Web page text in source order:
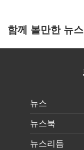
함께 볼만한 뉴스
뉴스
뉴스북
뉴스리듬